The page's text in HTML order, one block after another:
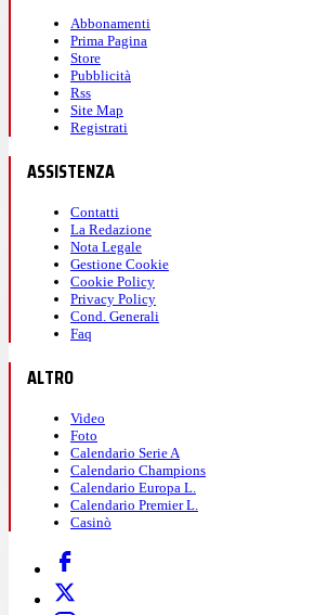
Abbonamenti
Prima Pagina
Store
Pubblicità
Rss
Site Map
Registrati
ASSISTENZA
Contatti
La Redazione
Nota Legale
Gestione Cookie
Cookie Policy
Privacy Policy
Cond. Generali
Faq
ALTRO
Video
Foto
Calendario Serie A
Calendario Champions
Calendario Europa L.
Calendario Premier L.
Casinò